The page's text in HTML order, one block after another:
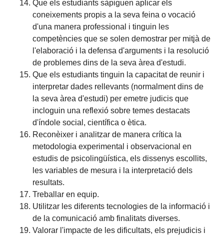
Que els estudiants sàpiguen aplicar els
coneixements propis a la seva feina o vocació
d'una manera professional i tinguin les
competències que se solen demostrar per mitjà de
l'elaboració i la defensa d'arguments i la resolució
de problemes dins de la seva àrea d'estudi.
Que els estudiants tinguin la capacitat de reunir i
interpretar dades rellevants (normalment dins de
la seva àrea d'estudi) per emetre judicis que
incloguin una reflexió sobre temes destacats
d'índole social, científica o ètica.
Reconèixer i analitzar de manera crítica la
metodologia experimental i observacional en
estudis de psicolingüística, els dissenys escollits,
les variables de mesura i la interpretació dels
resultats.
Treballar en equip.
Utilitzar les diferents tecnologies de la informació i
de la comunicació amb finalitats diverses.
Valorar l'impacte de les dificultats, els prejudicis i